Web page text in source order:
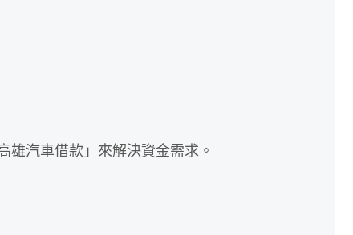
雄汽車借款」來解決資金需求。